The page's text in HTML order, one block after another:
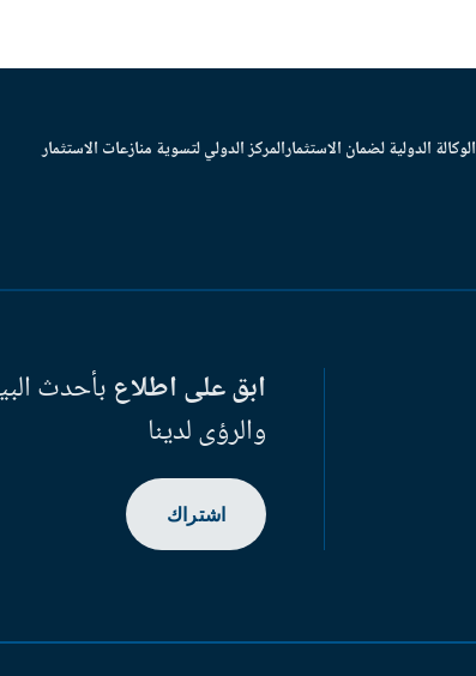
الوكالة الدولية لضمان الاستثمارالمركز الدولي لتسوية منازعات الاستثمار
ابق على اطلاعبأحدث
والرؤى لدينا
اشتراك